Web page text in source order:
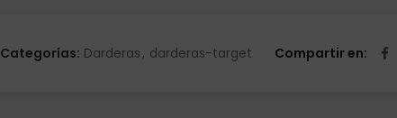
Categorías: Darderas, darderas-target Compartir en